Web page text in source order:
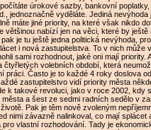
úrokové sazby, bankovní poplatky,
jednoznačně vyděláte. Jediná nevýhoda
máte jiné priority, na které však nikdo
většinou nabízí jen na věci, které by ještě
pak je tu ještě jedna politická nevýhoda,
i nová zastupitelstva. To v nich může
sami rozhodnout, jaké oni mají priority.
čtyřletých volebních období, která
práci. Často je to každé 4 roky doslova
zastupitelstvo vidí priority města
k takové revoluci, jako v roce 2002, kdy
města a šest ze sedmi radních sedělo v
Pak je těm nově zvoleným
nimi závazně nalinkoval, co mají splácet
pro vlastní rozhodování. Tady je